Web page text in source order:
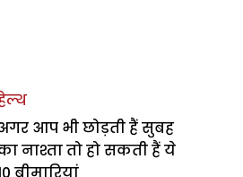
आप भी छोड़ती हैं सुबह
नाश्ता तो हो सकती हैं ये
बीमारियां